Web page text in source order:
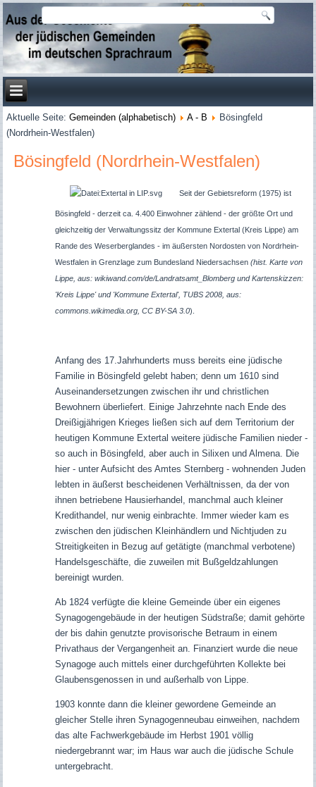
Aktuelle Seite:Gemeinden (alphabetisch) A - B
Bösingfeld
(Nordrhein-Westfalen)
Bösingfeld (Nordrhein-Westfalen)
Seit der Gebietsreform (1975) ist
Bösingfeld - derzeit ca. 4.400 Einwohner zählend - der größte Ort und
gleichzeitig der Verwaltungssitz der Kommune Extertal (Kreis Lippe) am
Rande des Weserberglandes - im äußersten Nordosten von Nordrhein-
Westfalen in Grenzlage zum Bundesland Niedersachsen (hist. Karte von
Lippe, aus: wikiwand.com/de/Landratsamt_Blomberg und Kartenskizzen:
'Kreis Lippe' und 'Kommune Extertal', TUBS 2008, aus:
commons.wikimedia.org, CC BY-SA 3.0).
Anfang des 17.Jahrhunderts muss bereits eine jüdische
Familie in Bösingfeld gelebt haben; denn um 1610 sind
Auseinandersetzungen zwischen ihr und christlichen
Bewohnern überliefert. Einige Jahrzehnte nach Ende des
Dreißigjährigen Krieges ließen sich auf dem Territorium der
heutigen Kommune Extertal weitere jüdische Familien nieder -
so auch in Bösingfeld, aber auch in Silixen und Almena. Die
hier - unter Aufsicht des Amtes Sternberg - wohnenden Juden
lebten in äußerst bescheidenen Verhältnissen, da der von
ihnen betriebene Hausierhandel, manchmal auch kleiner
Kredithandel, nur wenig einbrachte. Immer wieder kam es
zwischen den jüdischen Kleinhändlern und Nichtjuden zu
Streitigkeiten in Bezug auf getätigte (manchmal verbotene)
Handelsgeschäfte, die zuweilen mit Bußgeldzahlungen
bereinigt wurden.
Ab 1824 verfügte die kleine Gemeinde über ein eigenes
Synagogengebäude in der heutigen Südstraße; damit gehörte
der bis dahin genutzte provisorische Betraum in einem
Privathaus der Vergangenheit an. Finanziert wurde die neue
Synagoge auch mittels einer durchgeführten Kollekte bei
Glaubensgenossen in und außerhalb von Lippe.
1903 konnte dann die kleiner gewordene Gemeinde an
gleicher Stelle ihren Synagogenneubau einweihen, nachdem
das alte Fachwerkgebäude im Herbst 1901 völlig
niedergebrannt war; im Haus war auch die jüdische Schule
untergebracht.